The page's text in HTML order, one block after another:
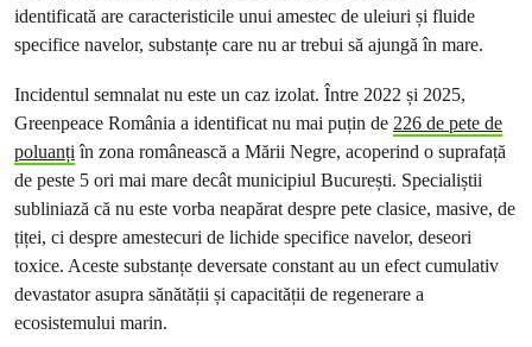
identificată are caracteristicile unui amestec de uleiuri și fluide
specifice navelor, substanțe care nu ar trebui să ajungă în mare.
Incidentul semnalat nu este un caz izolat. Între 2022 și 2025,
Greenpeace România a identificat nu mai puțin de 226 de pete de
poluanțiîn zona românească a Mării Negre, acoperind o suprafață
de peste 5 ori mai mare decât municipiul București. Specialiștii
subliniază că nu este vorba neapărat despre pete clasice, masive, de
țiței, ci despre amestecuri de lichide specifice navelor, deseori
toxice. Aceste substanțe deversate constant au un efect cumulativ
devastator asupra sănătății și capacității de regenerare a
ecosistemului marin.